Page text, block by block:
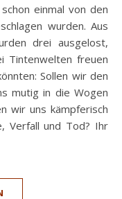
einmal von den
wurden. Aus
drei ausgelost,
Tintenwelten freuen
Sollen wir den
mutig in die Wogen
wir uns kämpferisch
Verfall und Tod? Ihr